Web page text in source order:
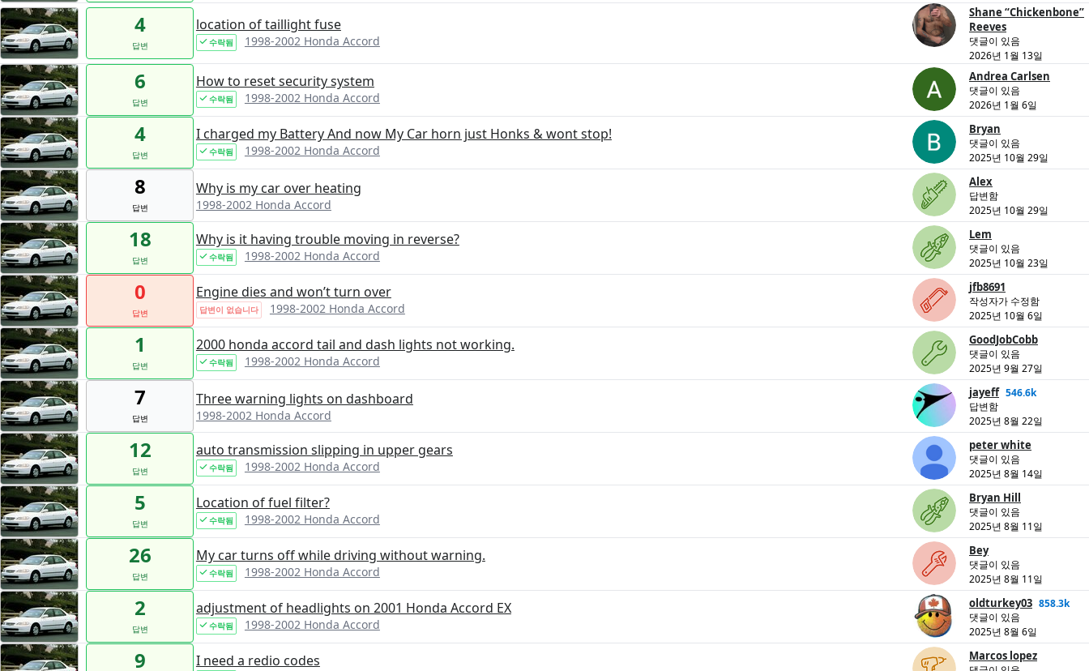
4
답변
location of taillight fuse
수락됨 1998-2002 Honda Accord
Shane “Chickenbone”
Reeves
댓글이 있음
2026년 1월 13일
6
답변
How to reset security system
수락됨 1998-2002 Honda Accord
Andrea Carlsen
댓글이 있음
2026년 1월 6일
4
답변
I charged my Battery And now My Car horn just Honks & wont stop!
수락됨 1998-2002 Honda Accord
Bryan
댓글이 있음
2025년 10월 29일
8
답변
Why is my car over heating
1998-2002 Honda Accord
Alex
답변함
2025년 10월 29일
18
답변
Why is it having trouble moving in reverse?
수락됨 1998-2002 Honda Accord
Lem
댓글이 있음
2025년 10월 23일
0
답변
Engine dies and won’t turn over
답변이 없습니다 1998-2002 Honda Accord
jfb8691
작성자가 수정함
2025년 10월 6일
1
답변
2000 honda accord tail and dash lights not working.
수락됨 1998-2002 Honda Accord
GoodJobCobb
댓글이 있음
2025년 9월 27일
7
답변
Three warning lights on dashboard
1998-2002 Honda Accord
jayeff 546.6k
답변함
2025년 8월 22일
12
답변
auto transmission slipping in upper gears
수락됨 1998-2002 Honda Accord
peter white
댓글이 있음
2025년 8월 14일
5
답변
Location of fuel filter?
수락됨 1998-2002 Honda Accord
Bryan Hill
댓글이 있음
2025년 8월 11일
26
답변
My car turns off while driving without warning.
수락됨 1998-2002 Honda Accord
Bey
댓글이 있음
2025년 8월 11일
2
답변
adjustment of headlights on 2001 Honda Accord EX
수락됨 1998-2002 Honda Accord
oldturkey03 858.3k
댓글이 있음
2025년 8월 6일
9 I need a redio codes Marcos lopez